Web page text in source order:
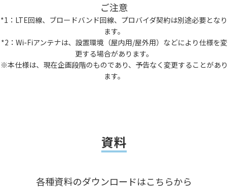
ご注意
*1：LTE回線、ブロードバンド回線、プロバイダ契約は別途必要となり
ます。
*2：Wi-Fiアンテナは、設置環境（屋内用/屋外用）などにより仕様を変
更する場合があります。
※本仕様は、現在企画段階のものであり、予告なく変更することがあり
ます。
資料
各種資料のダウンロードはこちらから